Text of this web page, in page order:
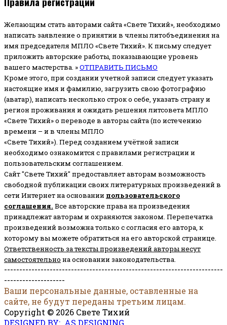
Желающим стать авторами сайта «Свете Тихий», необходимо
написать заявление о принятии в члены литобъединения на
имя председателя МПЛО «Свете Тихий». К письму следует
приложить авторские работы, показывающие уровень
вашего мастерства. »ОТПРАВИТЬ ПИСЬМО
Кроме этого, при создании учетной записи следует указать
настоящие имя и фамилию, загрузить свою фотографию
(аватар), написать несколько строк о себе, указать страну и
регион проживания и ожидать решения литсовета МПЛО
«Свете Тихий» о переводе в авторы сайта (по истечению
времени – и в члены МПЛО
«Свете Тихий»). Перед созданием учётной записи
необходимо ознакомится с правилами регистрации и
пользовательским соглашением.
Сайт "Свете Тихий" предоставляет авторам возможность
свободной публикации своих литературных произведений в
сети Интернет на основании пользовательского
соглашения. Все авторские права на произведения
принадлежат авторам и охраняются законом. Перепечатка
произведений возможна только с согласия его автора, к
которому вы можете обратиться на его авторской странице.
Ответственность за тексты произведений авторы несут
самостоятельно на основании законодательства.
------------------------------------------------------------------------
--------------------
Ваши персональные данные, оставленные на
сайте, не будут переданы третьим лицам.
Copyright © 2026 Свете Тихий
DESIGNED BY: AS DESIGNING